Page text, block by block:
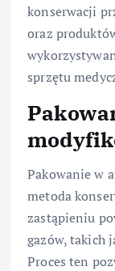
konserwacji
oraz
sprzętu
Pakowanie w
metoda
zastąpieniu
gazów, takich
Proces ten